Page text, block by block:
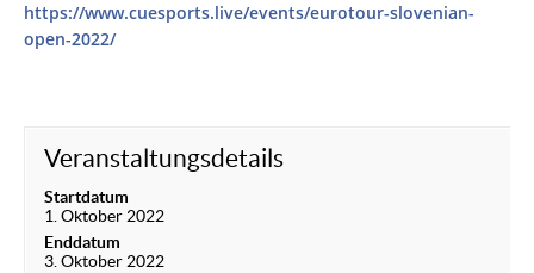
https://www.cuesports.live/events/eurotour-slovenian-
open-2022/
Veranstaltungsdetails
Startdatum
1. Oktober 2022
Enddatum
3. Oktober 2022